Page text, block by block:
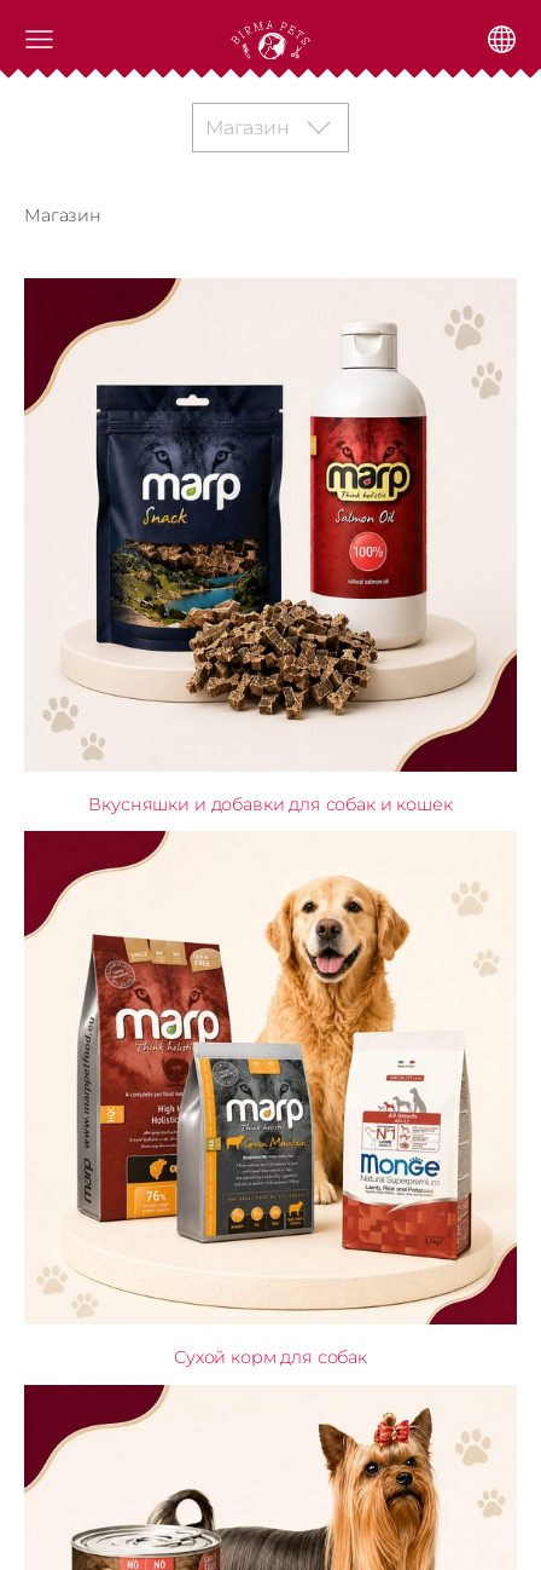
Магазин
Магазин
Вкусняшки и добавки для собак и кошек
Сухой корм для собак